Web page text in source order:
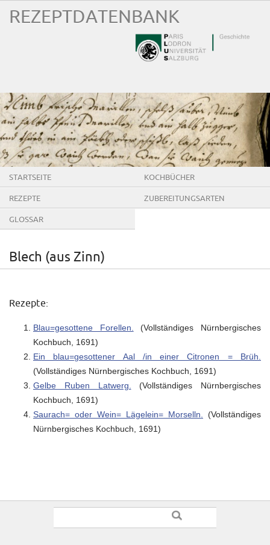
REZEPTDATENBANK
STARTSEITE KOCHBÜCHER
REZEPTE ZUBEREITUNGSARTEN
GLOSSAR
Blech (aus Zinn)
Rezepte:
Blau=gesottene Forellen.
(Vollständiges Nürnbergisches
Kochbuch, 1691)
Ein blau=gesottener Aal /in einer Citronen = Brüh.
(Vollständiges Nürnbergisches Kochbuch, 1691)
Gelbe Ruben Latwerg.
(Vollständiges Nürnbergisches
Kochbuch, 1691)
Saurach= oder Wein= Lägelein= Morselln.
(Vollständiges
Nürnbergisches Kochbuch, 1691)